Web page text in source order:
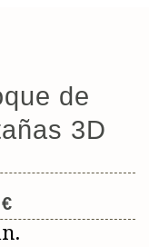
de
3D
€